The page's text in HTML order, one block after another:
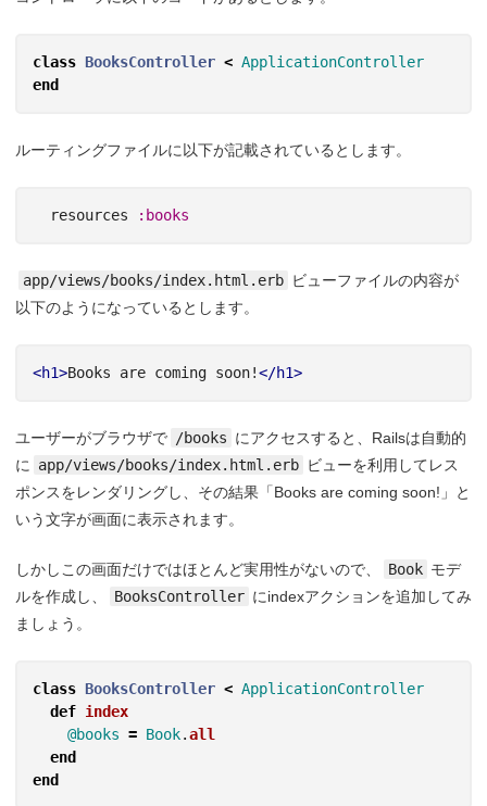
class BooksController < ApplicationController
end
ルーティングファイルに以下が記載されているとします。
resources :books
app/views/books/index.html.erb ビューファイルの内容が
以下のようになっているとします。
<h1>Books are coming soon!</h1>
ユーザーがブラウザで /books にアクセスすると、Railsは自動的
に
app/views/books/index.html.erb ビューを利用してレス
ポンスをレンダリングし、その結果「Books are coming soon!」と
いう文字が画面に表示されます。
しかしこの画面だけではほとんど実用性がないので、 Book モデ
ルを作成し、
BooksController にindexアクションを追加してみ
ましょう。
class BooksController < ApplicationController
def index
@books = Book.all
end
end